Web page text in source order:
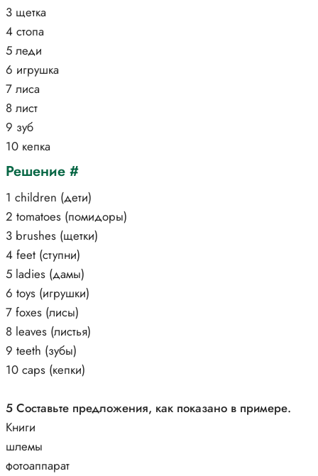
3 щетка
4 стопа
5 леди
6 игрушка
7 лиса
8 лист
9 зуб
10 кепка
Решение #
1 children (дети)
2 tomatoes (помидоры)
3 brushes (щетки)
4 feet (ступни)
5 ladies (дамы)
6 toys (игрушки)
7 foxes (лисы)
8 leaves (листья)
9 teeth (зубы)
10 caps (кепки)
5 Составьте предложения, как показано в примере.
Книги
шлемы
фотоаппарат